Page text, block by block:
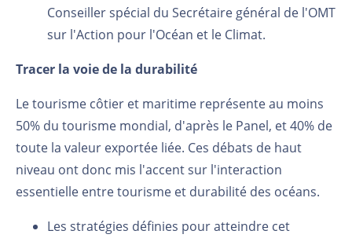
Conseiller spécial du Secrétaire général de l'OMT
sur l'Action pour l'Océan et le Climat.
Tracer la voie de la durabilité
Le tourisme côtier et maritime représente au moins
50% du tourisme mondial, d'après le Panel, et 40% de
toute la valeur exportée liée. Ces débats de haut
niveau ont donc mis l'accent sur l'interaction
essentielle entre tourisme et durabilité des océans.
Les stratégies définies pour atteindre cet